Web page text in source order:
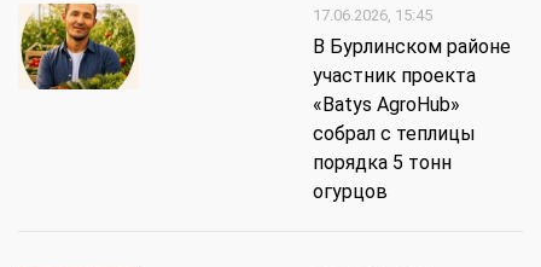
17.06.2026, 15:45
В Бурлинском районе
участник проекта
«Batys AgroHub»
собрал с теплицы
порядка 5 тонн
огурцов